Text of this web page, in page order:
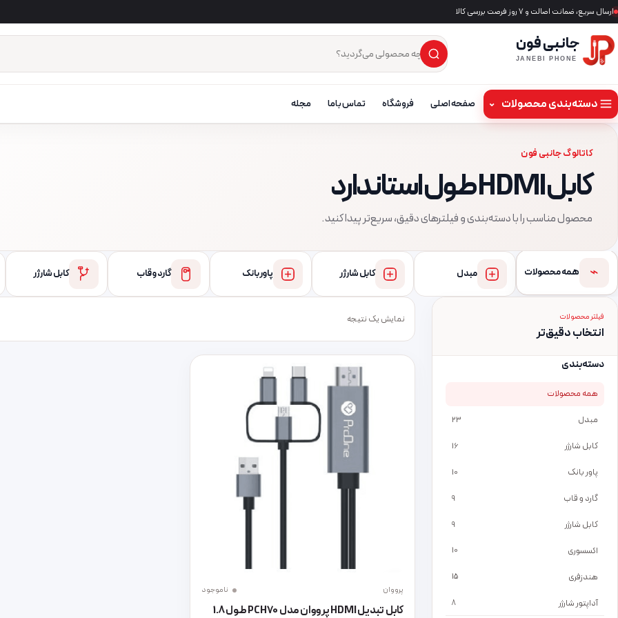
ارسال سریع، ضمانت اصالت و ۷ روز فرصت بررسی کالا
جانبی فون
JANEBI PHONE جست‌وجوی محصول
×
دسته‌بندی محصولات ⌄ صفحه اصلی فروشگاه تماس باما مجله
کاتالوگ جانبی فون
کابل HDMI طول استاندارد
محصول مناسب را با دسته‌بندی و فیلترهای دقیق، سریع‌تر پیدا کنید.
⌁ همه محصولات مبدل کابل شارژر پاور بانک گارد و قاب کابل شارژر
فیلتر محصولات
انتخاب دقیق‌تر
دسته‌بندی
همه محصولات
مبدل 23
کابل شارژر 16
پاور بانک 10
گارد و قاب 9
کابل شارژر 9
اکسسوری 10
هندزفری 15
آداپتور شارژر 8
نمایش یک نتیجه
پرووان ناموجود
کابل تبدیل HDMI پرووان مدل PCH70 طول 1.8